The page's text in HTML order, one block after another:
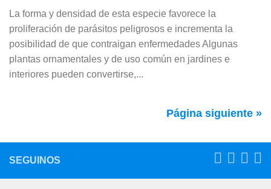
La forma y densidad de esta especie favorece la
proliferación de parásitos peligrosos e incrementa la
posibilidad de que contraigan enfermedades Algunas
plantas ornamentales y de uso común en jardines e
interiores pueden convertirse,...
Página siguiente »
SEGUINOS